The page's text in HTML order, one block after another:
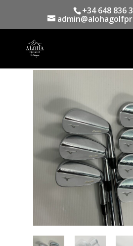
+34 648 836
productos